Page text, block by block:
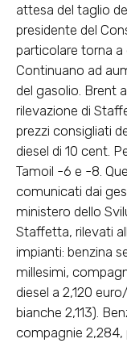
attesa del taglio
presidente del
particolare torna a
Continuano ad
del gasolio. Brent
rilevazione di
prezzi consigliati
diesel di 10 cent.
Tamoil -6 e -8.
comunicati dai
ministero dello
Staffetta, rilevati
impianti: benzina
millesimi,
diesel a 2,120
bianche 2,113).
compagnie 2,284,